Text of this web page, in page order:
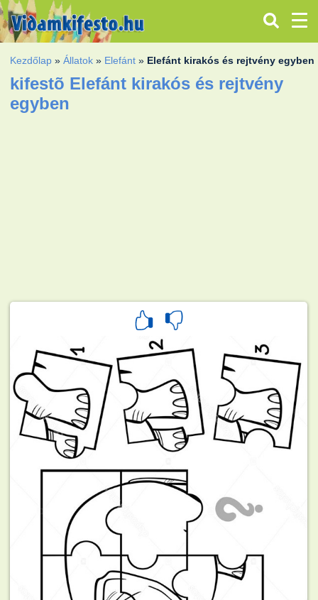
Kezdőlap »Állatok » Elefánt » Elefánt kirakós és rejtvény egyben
kifestõ Elefánt kirakós és rejtvény
egyben